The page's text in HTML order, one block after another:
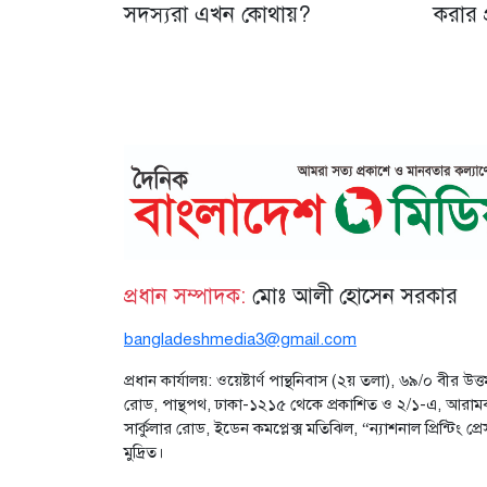
সদস্যরা এখন কোথায়? করার
প্রধান সম্পাদক: মোঃ আলী হোসেন সরকার
bangladeshmedia3@gmail.com
প্রধান কার্যালয়: ওয়েষ্টার্ণ পান্থনিবাস (২য় তলা), ৬৯/০ বীর
রোড, পান্থপথ, ঢাকা-১২১৫ থেকে প্রকাশিত ও ২/১-এ,
সার্কুলার রোড, ইডেন কমপ্লেক্স মতিঝিল, “ন্যাশনাল প্রিন্টিং
মুদ্রিত।